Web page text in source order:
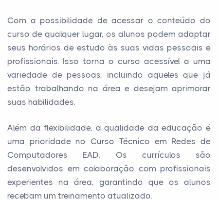
Com a possibilidade de acessar o conteúdo do
curso de qualquer lugar, os alunos podem adaptar
seus horários de estudo às suas vidas pessoais e
profissionais. Isso torna o curso acessível a uma
variedade de pessoas, incluindo aqueles que já
estão trabalhando na área e desejam aprimorar
suas habilidades.
Além da flexibilidade, a qualidade da educação é
uma prioridade no Curso Técnico em Redes de
Computadores EAD. Os currículos são
desenvolvidos em colaboração com profissionais
experientes na área, garantindo que os alunos
recebam um treinamento atualizado.